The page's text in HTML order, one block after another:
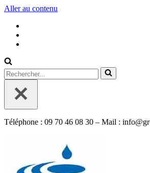
Aller au contenu
Rechercher...
Téléphone : 09 70 46 08 30 – Mail :